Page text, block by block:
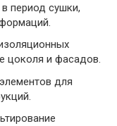
период сушки,
цоколя и фасадов.
для